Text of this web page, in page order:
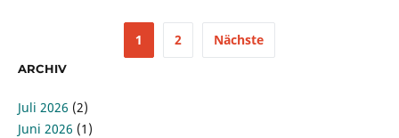
1 2 Nächste
ARCHIV
Juli 2026 (2)
Juni 2026 (1)